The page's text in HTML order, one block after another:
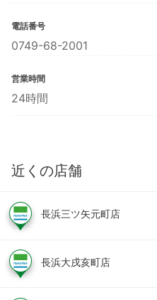
電話番号
0749-68-2001
営業時間
24時間
近くの店舗
長浜三ツ矢元町店
長浜大戌亥町店